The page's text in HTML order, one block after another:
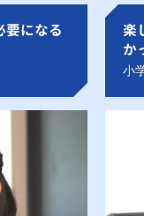
要になる
楽
か
小